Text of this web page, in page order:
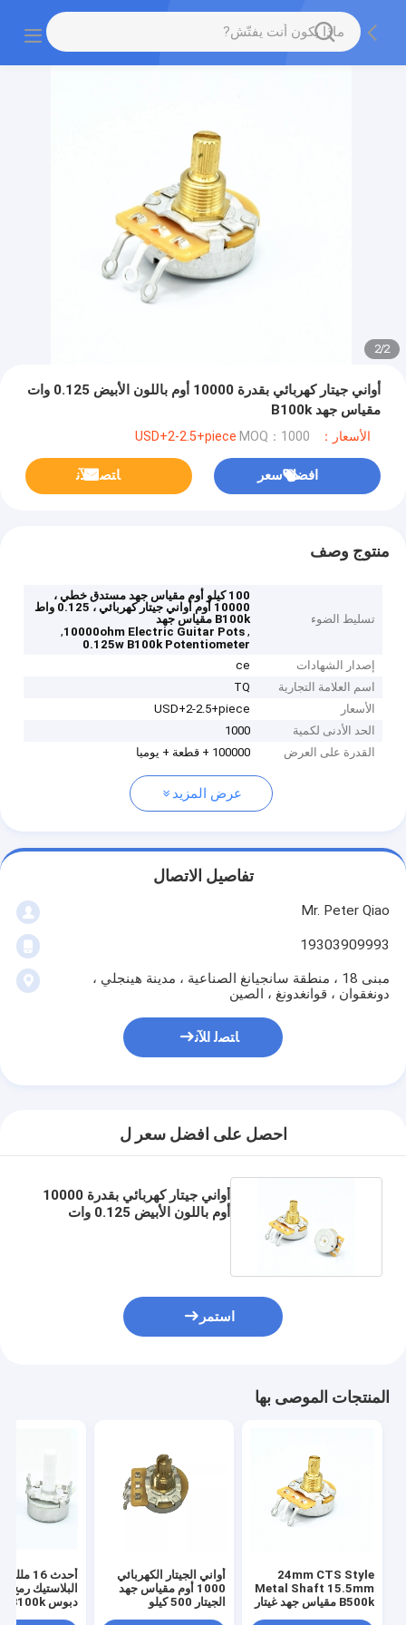
2
/
2
أواني جيتار كهربائي بقدرة 10000 أوم باللون الأبيض 0.125 وات
مقياس جهد B100k
الأسعار：USD+2-2.5+piece MOQ：1000
افضل سعر ﺎﺘﺼﻟ ﺍﻶﻧ
منتوج وصف
تسليط الضوء
100 كيلو أوم مقياس جهد مستدق خطي ،
10000 أوم أواني جيتار كهربائي ، 0.125 واط
B100k مقياس جهد
,
10000ohm Electric Guitar Pots
,
0.125w B100k Potentiometer
إصدار الشهادات
ce
اسم العلامة التجارية
TQ
الأسعار
USD+2-2.5+piece
الحد الأدنى لكمية
1000
القدرة على العرض
100000 + قطعة + يوميا
عرض المزيد
تفاصيل الاتصال
Mr. Peter Qiao
19303909993
مبنى 18 ، منطقة سانجيانغ الصناعية ، مدينة هينجلي ،
دونغقوان ، قوانغدونغ ، الصين
ﺎﺘﺼﻟ ﺍﻶﻧ
احصل على افضل سعر ل
أواني جيتار كهربائي بقدرة 10000
أوم باللون الأبيض 0.125 وات
استمر
المنتجات الموصى بها
24mm CTS Style
Metal Shaft 15.5mm
B500k مقياس جهد غيتار
أواني الجيتار الكهربائي
1000 أوم مقياس جهد
الجيتار 500 كيلو
أحدث 16
البلاستيك رمح